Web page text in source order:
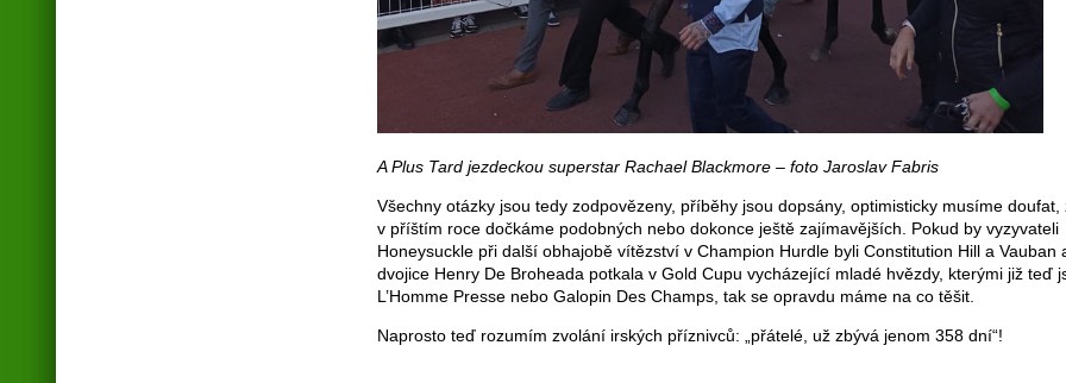
A Plus Tard jezdeckou superstar Rachael Blackmore – foto Jaroslav Fabris
Všechny otázky jsou tedy zodpovězeny, příběhy jsou dopsány, optimisticky musíme doufat,
v příštím roce dočkáme podobných nebo dokonce ještě zajímavějších. Pokud by vyzyvateli
Honeysuckle při další obhajobě vítězství v Champion Hurdle byli Constitution Hill a Vauban
dvojice Henry De Broheada potkala v Gold Cupu vycházející mladé hvězdy, kterými již teď
L’Homme Presse nebo Galopin Des Champs, tak se opravdu máme na co těšit.
Naprosto teď rozumím zvolání irských příznivců: „přátelé, už zbývá jenom 358 dní“!